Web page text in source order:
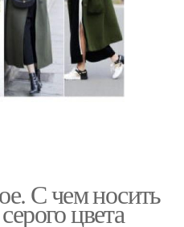
С чем носить
цвета